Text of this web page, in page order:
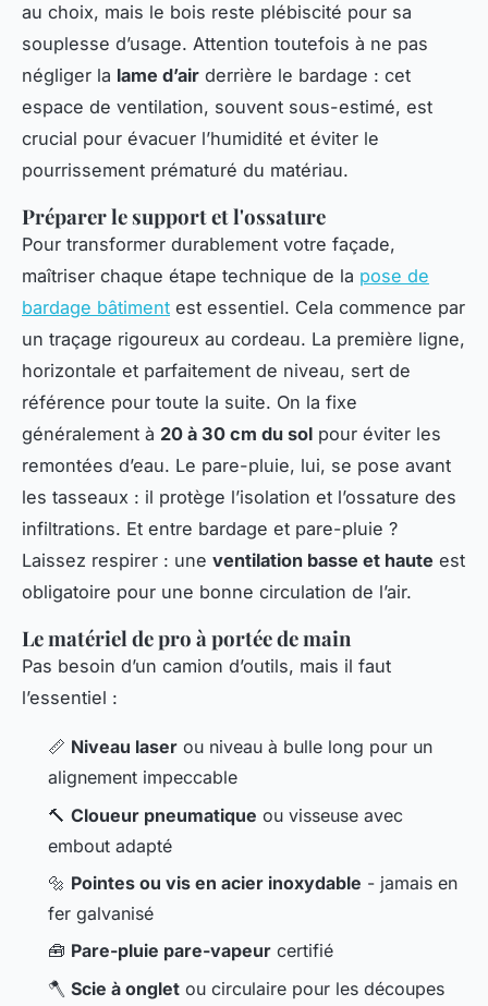
au choix, mais le bois reste plébiscité pour sa
souplesse d’usage. Attention toutefois à ne pas
négliger la lame d’air derrière le bardage : cet
espace de ventilation, souvent sous-estimé, est
crucial pour évacuer l’humidité et éviter le
pourrissement prématuré du matériau.
Préparer le support et l'ossature
Pour transformer durablement votre façade,
maîtriser chaque étape technique de la pose de
bardage bâtiment est essentiel. Cela commence par
un traçage rigoureux au cordeau. La première ligne,
horizontale et parfaitement de niveau, sert de
référence pour toute la suite. On la fixe
généralement à 20 à 30 cm du sol pour éviter les
remontées d’eau. Le pare-pluie, lui, se pose avant
les tasseaux : il protège l’isolation et l’ossature des
infiltrations. Et entre bardage et pare-pluie ?
Laissez respirer : une ventilation basse et haute est
obligatoire pour une bonne circulation de l’air.
Le matériel de pro à portée de main
Pas besoin d’un camion d’outils, mais il faut
l’essentiel :
📏 Niveau laser ou niveau à bulle long pour un
alignement impeccable
🔨 Cloueur pneumatique ou visseuse avec
embout adapté
🔩 Pointes ou vis en acier inoxydable - jamais en
fer galvanisé
🧰 Pare-pluie pare-vapeur certifié
🪓 Scie à onglet ou circulaire pour les découpes